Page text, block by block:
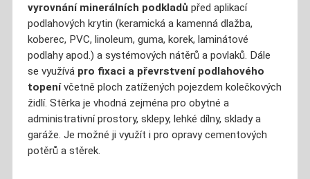
vyrovnání minerálních podkladů před aplikací
podlahových krytin (keramická a kamenná dlažba,
koberec, PVC, linoleum, guma, korek, laminátové
podlahy apod.) a systémových nátěrů a povlaků. Dále
se využívá pro fixaci a převrstvení podlahového
topenívčetně ploch zatížených pojezdem kolečkových
židlí. Stěrka je vhodná zejména pro obytné a
administrativní prostory, sklepy, lehké dílny, sklady a
garáže. Je možné ji využít i pro opravy cementových
potěrů a stěrek.